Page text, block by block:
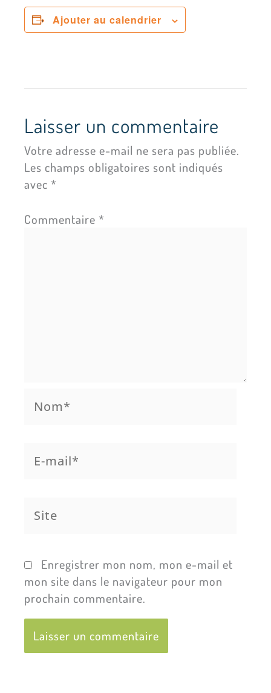
Ajouter au calendrier
Laisser un commentaire
Votre adresse e-mail ne sera pas publiée.
Les champs obligatoires sont indiqués
avec *
Commentaire *
mail*
Enregistrer mon nom, mon e-mail et
mon site dans le navigateur pour mon
prochain commentaire.